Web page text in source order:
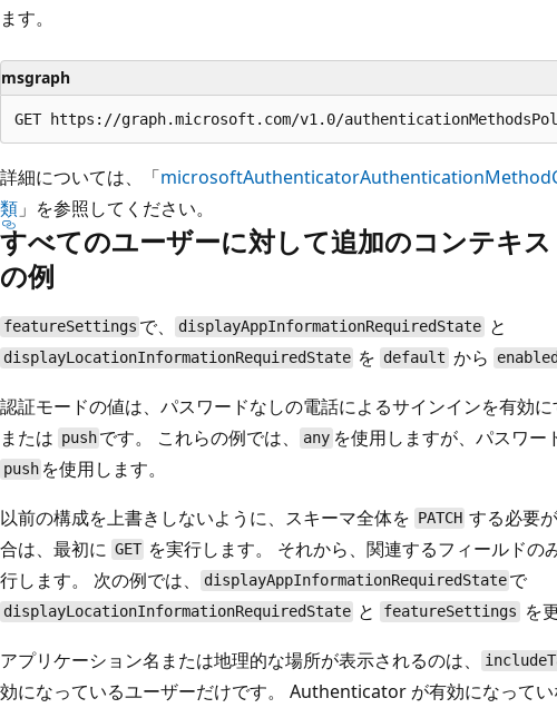
ます。
msgraph
詳細については、「
類 」を参照してください。
すべてのユーザーに対して追加のコンテキ
の例
featureSettings で、 displayAppInformationRequiredState と
displayLocationInformationRequiredState を default から enabled
認証モードの値は、パスワードなしの電話によるサインインを有効に
または push です。 これらの例では、 anyを使用しますが、パスワー
push を使用します。
以前の構成を上書きしないように、スキーマ全体を PATCH する必要
合は、最初に GET を実行します。 それから、関連するフィールドの
行します。 次の例では、
displayAppInformationRequiredState で
displayLocationInformationRequiredState と featureSettings
を
アプリケーション名または地理的な場所が表示されるのは、
効になっているユーザーだけです。 Authenticator が有効になって